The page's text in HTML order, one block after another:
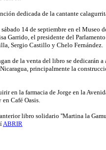
dedicada de la cantante
14 de septiembre en el Museo
Garrido, el presidente del
Sergio Castillo y Chelo Fernández.
de la venta del libro se dedicarán
principalmente la
en la farmacia de Jorge en la
Café Oasis.
libro solidario ''Martina la
ABRIR